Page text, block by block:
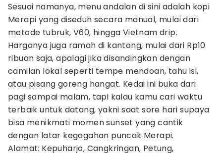
Sesuai namanya, menu andalan di sini adalah kopi
Merapi yang diseduh secara manual, mulai dari
metode tubruk, V60, hingga Vietnam drip.
Harganya juga ramah di kantong, mulai dari Rp10
ribuan saja, apalagi jika disandingkan dengan
camilan lokal seperti tempe mendoan, tahu isi,
atau pisang goreng hangat. Kedai ini buka dari
pagi sampai malam, tapi kalau kamu cari waktu
terbaik untuk datang, yakni saat sore hari supaya
bisa menikmati momen sunset yang cantik
dengan latar kegagahan puncak Merapi.
Alamat: Kepuharjo, Cangkringan, Petung,